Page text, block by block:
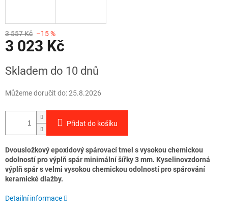
3 557 Kč –15 %
3 023 Kč
cena:
Skladem do 10 dnů
Můžeme doručit do:25.8.2026
Přidat do košíku
Dvousložkový epoxidový spárovací tmel s vysokou chemickou
odolností pro výplň spár minimální šířky 3 mm. Kyselinovzdorná
výplň spár s velmi vysokou chemickou odolností pro spárování
keramické dlažby.
Detailní informace